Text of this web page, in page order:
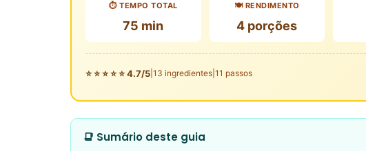
⏱️ TEMPO TOTAL
75 min
🍽️ RENDIMENTO
4 porções
⭐ ⭐ ⭐ ⭐ ⭐ 4.7/5 13 ingredientes 11 passos
📑 Sumário deste guia